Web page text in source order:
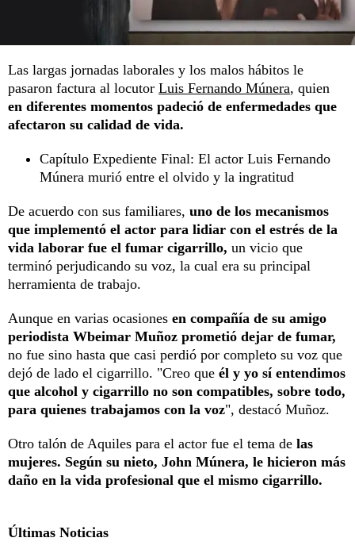
Las largas jornadas laborales y los malos hábitos le
pasaron factura al locutor Luis Fernando Múnera, quien
en diferentes momentos padeció de enfermedades que
afectaron su calidad de vida.
Capítulo Expediente Final: El actor Luis Fernando
Múnera murió entre el olvido y la ingratitud
De acuerdo con sus familiares, uno de los mecanismos
que implementó el actor para lidiar con el estrés de la
vida laborar fue el fumar cigarrillo, un vicio que
terminó perjudicando su voz, la cual era su principal
herramienta de trabajo.
Aunque en varias ocasiones en compañía de su amigo
periodista Wbeimar Muñoz prometió dejar de fumar,
no fue sino hasta que casi perdió por completo su voz que
dejó de lado el cigarrillo. "Creo que él y yo sí entendimos
que alcohol y cigarrillo no son compatibles, sobre todo,
para quienes trabajamos con la voz", destacó Muñoz.
Otro talón de Aquiles para el actor fue el tema de las
mujeres. Según su nieto, John Múnera, le hicieron más
daño en la vida profesional que el mismo cigarrillo.
Últimas Noticias